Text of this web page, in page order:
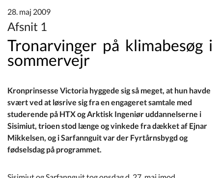
Turisme
Selvbetjening
Kommuneplan
Om Kommunen
28. maj 2009
Afsnit 1
Tronarvinger på klimabesøg i
sommervejr
Kronprinsesse Victoria hyggede sig så meget, at hun havde
svært ved at løsrive sig fra en engageret samtale med
studerende på HTX og Arktisk Ingeniør uddannelserne i
Sisimiut, trioen stod længe og vinkede fra dækket af Ejnar
Mikkelsen, og i Sarfannguit var der Fyrtårnsbygd og
fødselsdag på programmet.